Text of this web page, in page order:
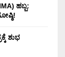
ಹಬ್ಬ:
ಶುಭ